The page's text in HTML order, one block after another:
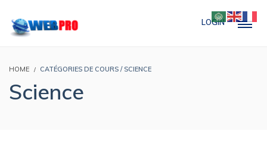
LOGIN
HOME CATÉGORIES DE COURS / SCIENCE
Science